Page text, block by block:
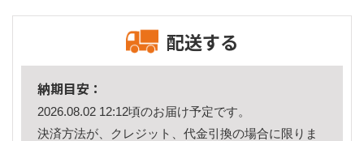
配送する
納期目安：
2026.08.02 12:12頃のお届け予定です。
決済方法が、クレジット、代金引換の場合に限りま